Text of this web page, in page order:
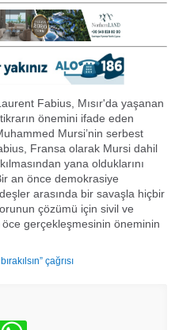
Fabius, Mısır'da yaşanan
önemini ifade eden
Mursi’nin serbest
Fransa olarak Mursi dahil
yana olduklarını
an önce demokrasiye
arasında bir savaşla hiçbir
çözümü için sivil ve
gerçekleşmesinin öneminin
çağrısı